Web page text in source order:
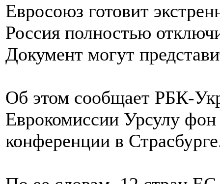
Евросоюз готовит
Россия полностью
Документ могут
Об этом сообщает РБК-
Еврокомиссии Урсулу
конференции в